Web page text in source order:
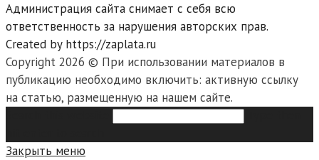
Администрация сайта снимает с себя всю
ответственность за нарушения авторских прав.
Created by https://zaplata.ru
Copyright 2026 © При использовании материалов в
публикацию необходимо включить: активную ссылку
на статью, размещенную на нашем сайте.
Закрыть меню